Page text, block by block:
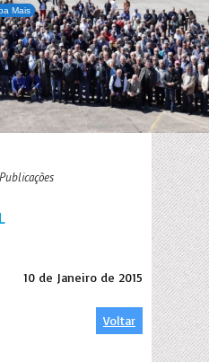
Mais
Publicações
10 de Janeiro de 2015
Voltar